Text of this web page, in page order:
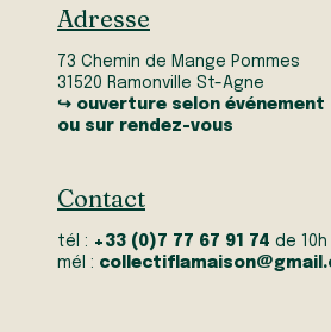
Adresse
73 Chemin de Mange Pommes
31520 Ramonville St-Agne
↪ ouverture selon événement
ou sur rendez-vous
Contact
tél : +33 (0)7 77 67 91 74 de 10h
mél :